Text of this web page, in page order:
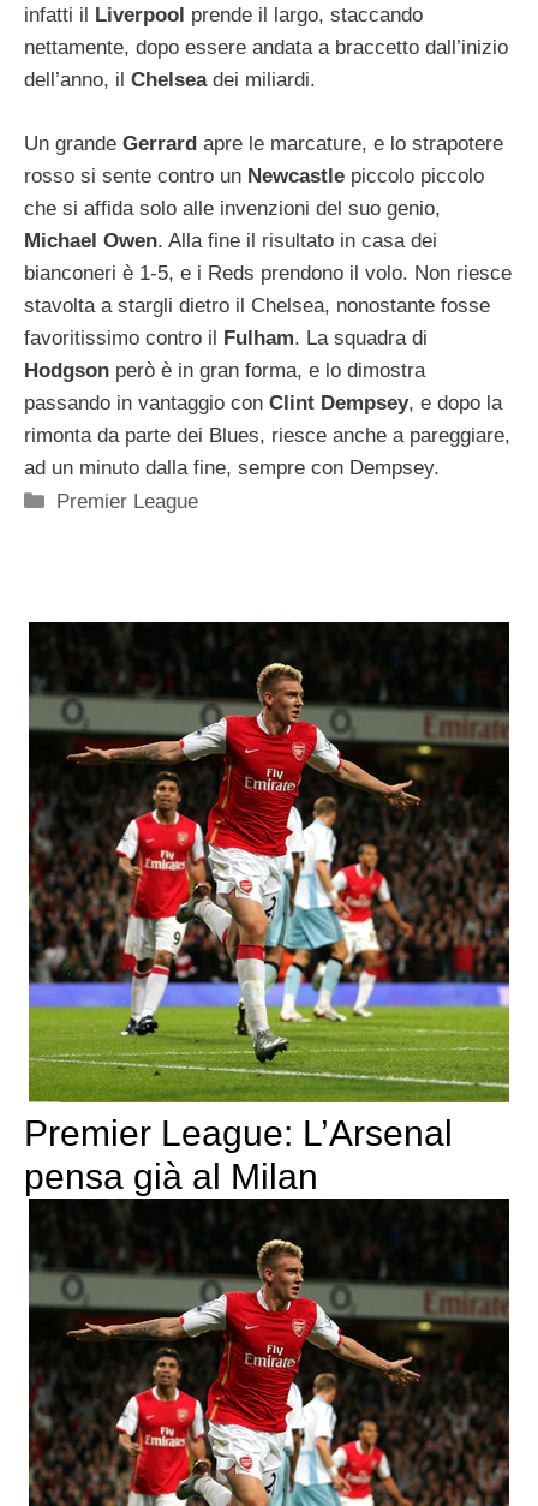
infatti il Liverpool prende il largo, staccando
nettamente, dopo essere andata a braccetto dall’inizio
dell’anno, il Chelsea dei miliardi.
Un grande Gerrard apre le marcature, e lo strapotere
rosso si sente contro un Newcastle piccolo piccolo
che si affida solo alle invenzioni del suo genio,
Michael Owen. Alla fine il risultato in casa dei
bianconeri è 1-5, e i Reds prendono il volo. Non riesce
stavolta a stargli dietro il Chelsea, nonostante fosse
favoritissimo contro il Fulham. La squadra di
Hodgson però è in gran forma, e lo dimostra
passando in vantaggio con Clint Dempsey, e dopo la
rimonta da parte dei Blues, riesce anche a pareggiare,
ad un minuto dalla fine, sempre con Dempsey.
Categorie
Premier League
Premier League: L’Arsenal
pensa già al Milan